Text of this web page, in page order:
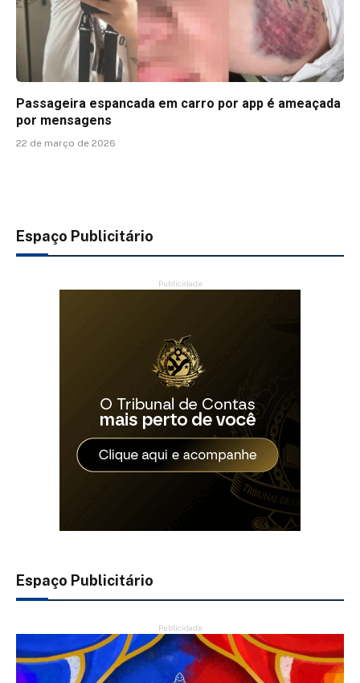
Passageira espancada em carro por app é ameaçada
por mensagens
22 de março de 2026
Espaço Publicitário
Publicidade
Espaço Publicitário
Publicidade